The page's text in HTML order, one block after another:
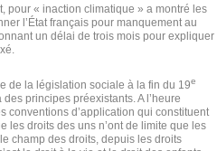
pour « inaction climatique » a montré les
l’État français pour manquement au
un délai de trois mois pour expliquer
de la législation sociale à la fin du 19e
principes préexistants. A l’heure
conventions d’application qui constituent
les droits des uns n’ont de limite que les
champ des droits, depuis les droits